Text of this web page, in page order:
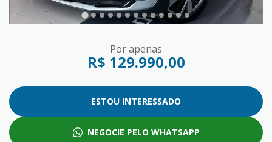
Por apenas
R$ 129.990,00
ESTOU INTERESSADO
NEGOCIE PELO WHATSAPP